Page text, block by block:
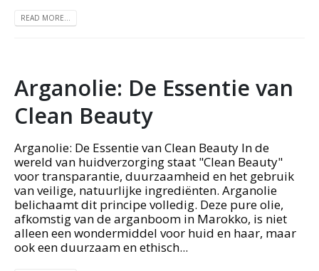
READ MORE...
Arganolie: De Essentie van
Clean Beauty
Arganolie: De Essentie van Clean Beauty In de
wereld van huidverzorging staat "Clean Beauty"
voor transparantie, duurzaamheid en het gebruik
van veilige, natuurlijke ingrediënten. Arganolie
belichaamt dit principe volledig. Deze pure olie,
afkomstig van de arganboom in Marokko, is niet
alleen een wondermiddel voor huid en haar, maar
ook een duurzaam en ethisch...